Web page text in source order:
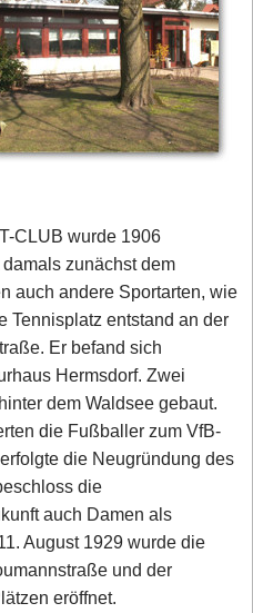
CLUB wurde 1906
zunächst dem
auch andere Sportarten, wie
Tennisplatz entstand an der
Er befand sich
Hermsdorf. Zwei
dem Waldsee gebaut.
die Fußballer zum VfB-
die Neugründung des
die
auch Damen als
August 1929 wurde die
und der
eröffnet.